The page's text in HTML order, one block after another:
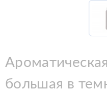
большая в